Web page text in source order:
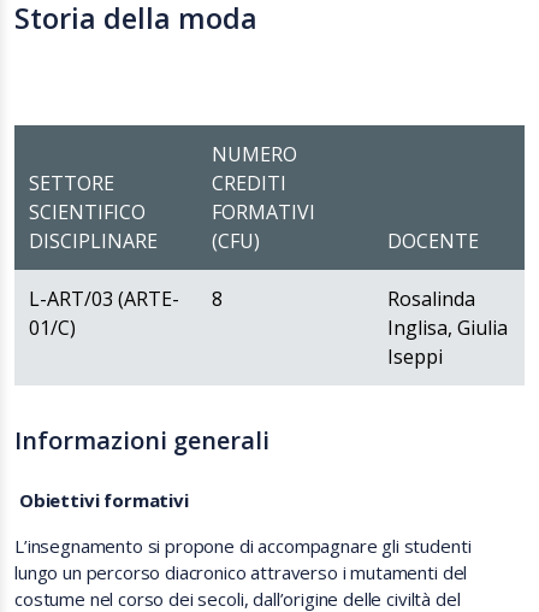
Storia della moda
SETTORE
SCIENTIFICO
DISCIPLINARE
NUMERO
CREDITI
FORMATIVI
(CFU)
DOCENTE
L-ART/03 (ARTE-
01/C)
8
Rosalinda
Inglisa, Giulia
Iseppi
Informazioni generali
Obiettivi formativi
L’insegnamento si propone di accompagnare gli studenti
lungoun percorso diacronico attraverso i mutamenti del
costume nel corso dei secoli, dall’origine delle civiltà del